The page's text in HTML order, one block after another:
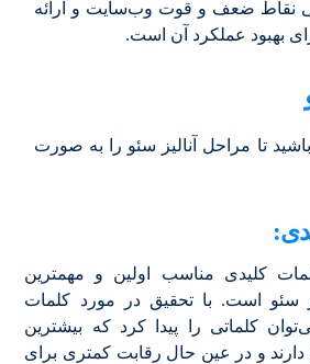
نقاط ضعف و قوت وب‌سایت و ارائه
بهبود عملکرد آن است.
تا مراحل آنالیز سئو را به صورت
کلیدی مناسب اولین و مهمترین
سئو است. با تحقیق در مورد کلمات
کلماتی را پیدا کرد که بیشترین
و در عین حال رقابت کمتری برای